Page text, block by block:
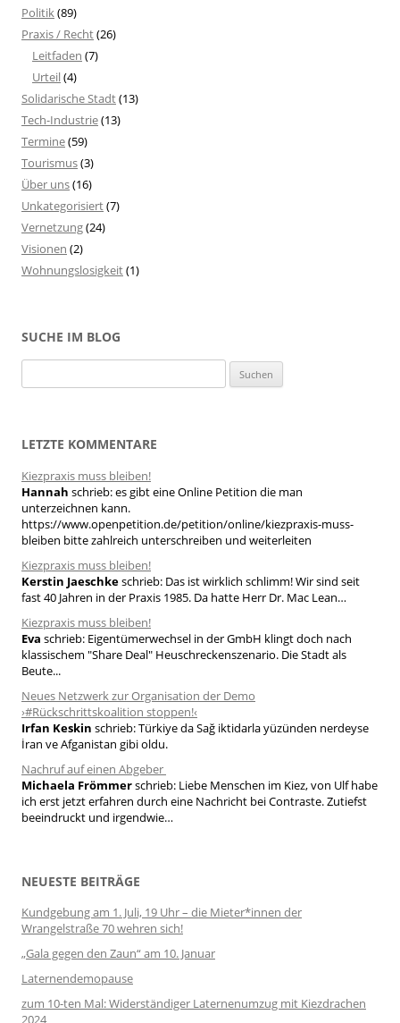
Politik (89)
Praxis / Recht(26)
Leitfaden (7)
Urteil(4)
Solidarische Stadt(13)
Tech-Industrie(13)
Termine(59)
Tourismus(3)
Über uns(16)
Unkategorisiert(7)
Vernetzung(24)
Visionen (2)
Wohnungslosigkeit(1)
SUCHE IM BLOG
u
n
n
a
c
h
:
LETZTE KOMMENTARE
Kiezpraxis muss bleiben!
Hannah schrieb:es gibt eine Online Petition die man
unterzeichnen kann.
https://www.openpetition.de/petition/online/kiezpraxis-muss-
bleiben bitte zahlreich unterschreiben und weiterleiten
Kiezpraxis muss bleiben!
Kerstin Jaeschkeschrieb: Das ist wirklich schlimm! Wir sind seit
fast 40 Jahren in der Praxis 1985. Da hatte Herr Dr. Mac Lean…
Kiezpraxis muss bleiben!
Eva schrieb: Eigentümerwechsel in der GmbH klingt doch nach
klassischem "Share Deal" Heuschreckenszenario. Die Stadt als
Beute...
Neues Netzwerk zur Organisation der Demo
›#Rückschrittskoalition stoppen!‹
Irfan Keskin schrieb:Türkiye da Sağ iktidarla yüzünden nerdeyse
İran ve Afganistan gibi oldu.
Nachruf auf einen Abgeber
Michaela Frömmerschrieb: Liebe Menschen im Kiez, von Ulf habe
ich erst jetzt erfahren durch eine Nachricht bei Contraste. Zutiefst
beeindruckt und irgendwie…
NEUESTE BEITRÄGE
Kundgebung am 1. Juli, 19 Uhr – die Mieter*innen der
Wrangelstraße 70 wehren sich!
„Gala gegen den Zaun“ am 10. Januar
Laternendemopause
zum 10-ten Mal: Widerständiger Laternenumzug mit Kiezdrachen
2024